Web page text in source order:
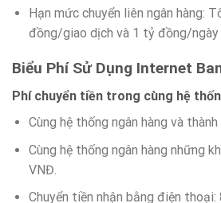
Hạn mức chuyển liên ngân hàng:
đồng/giao dịch và 1 tỷ đồng/ngày
Biểu Phí Sử Dụng Internet
Phí chuyển tiền trong cùng hệ
Cùng hệ thống ngân hàng và
Cùng hệ thống ngân hàng những
VNĐ.
Chuyển tiền nhận bằng điện thoại: